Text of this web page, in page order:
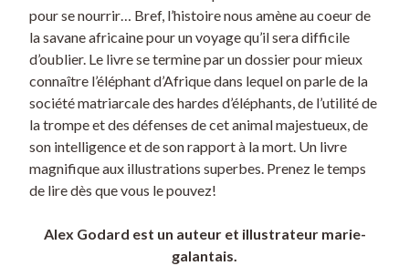
pour se nourrir… Bref, l’histoire nous amène au coeur de
la savane africaine pour un voyage qu’il sera difficile
d’oublier. Le livre se termine par un dossier pour mieux
connaître l’éléphant d’Afrique dans lequel on parle de la
société matriarcale des hardes d’éléphants, de l’utilité de
la trompe et des défenses de cet animal majestueux, de
son intelligence et de son rapport à la mort. Un livre
magnifique aux illustrations superbes. Prenez le temps
de lire dès que vous le pouvez!
Alex Godard est un auteur et illustrateur marie-
galantais.